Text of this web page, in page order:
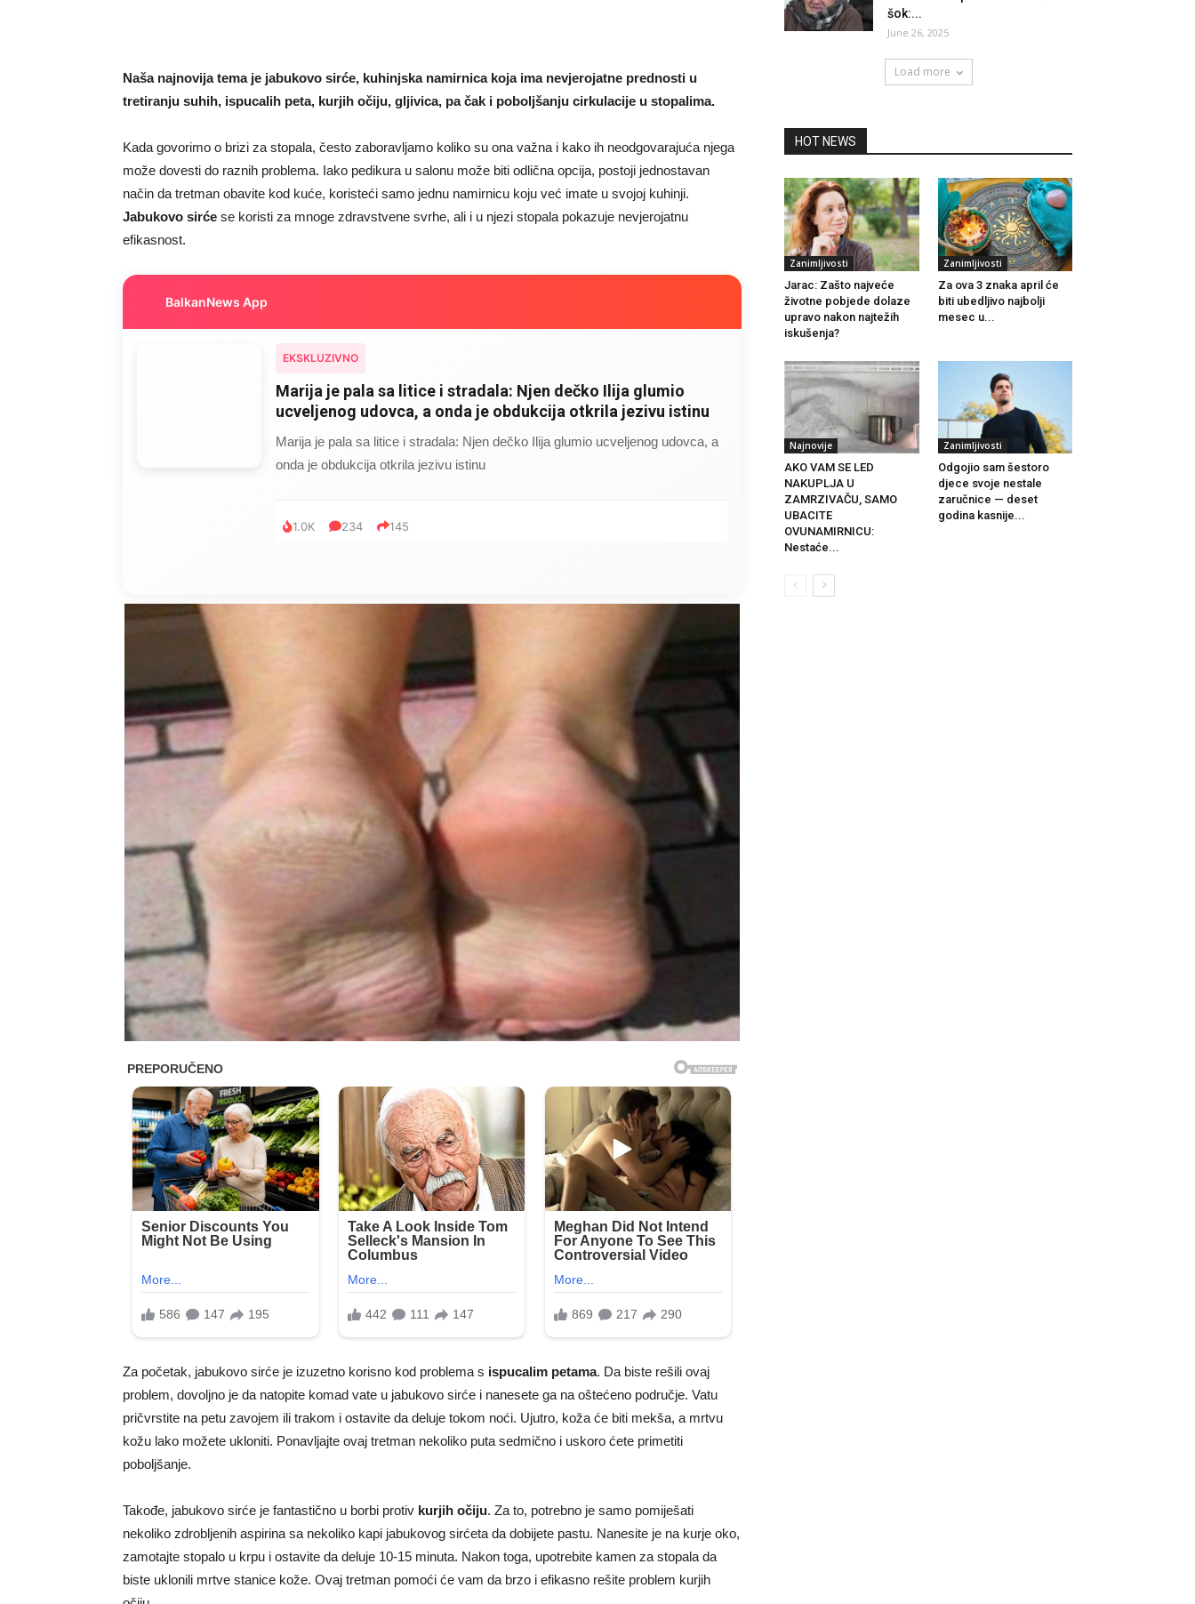
Naša najnovija tema je jabukovo sirće, kuhinjska namirnica koja ima nevjerojatne prednosti u
tretiranju suhih, ispucalih peta, kurjih očiju, gljivica, pa čak i poboljšanju cirkulacije u stopalima.
Kada govorimo o brizi za stopala, često zaboravljamo koliko su ona važna i kako ih neodgovarajuća njega
može dovesti do raznih problema. Iako pedikura u salonu može biti odlična opcija, postoji jednostavan
način da tretman obavite kod kuće, koristeći samo jednu namirnicu koju već imate u svojoj kuhinji.
Jabukovo sirće se koristi za mnoge zdravstvene svrhe, ali i u njezi stopala pokazuje nevjerojatnu
efikasnost.
BalkanNews App
EKSKLUZIVNO
Marija je pala sa litice i stradala: Njen dečko Ilija glumio
ucveljenog udovca, a onda je obdukcija otkrila jezivu istinu
Marija je pala sa litice i stradala: Njen dečko Ilija glumio ucveljenog udovca, a
onda je obdukcija otkrila jezivu istinu
1.0K 234 145
Za početak, jabukovo sirće je izuzetno korisno kod problema s ispucalim petama. Da biste rešili ovaj
problem, dovoljno je da natopite komad vate u jabukovo sirće i nanesete ga na oštećeno područje. Vatu
pričvrstite na petu zavojem ili trakom i ostavite da deluje tokom noći. Ujutro, koža će biti mekša, a mrtvu
kožu lako možete ukloniti. Ponavljajte ovaj tretman nekoliko puta sedmično i uskoro ćete primetiti
poboljšanje.
Takođe, jabukovo sirće je fantastično u borbi protiv kurjih očiju. Za to, potrebno je samo pomiješati
nekoliko zdrobljenih aspirina sa nekoliko kapi jabukovog sirćeta da dobijete pastu. Nanesite je na kurje oko,
zamotajte stopalo u krpu i ostavite da deluje 10-15 minuta. Nakon toga, upotrebite kamen za stopala da
biste uklonili mrtve stanice kože. Ovaj tretman pomoći će vam da brzo i efikasno rešite problem kurjih
šok:...
June 26, 2025
Load more
HOT NEWS
Zanimljivosti
Jarac: Zašto najveće
životne pobjede dolaze
upravo nakon najtežih
iskušenja?
Zanimljivosti
Za ova 3 znaka april će
biti ubedljivo najbolji
mesec u...
Najnovije
AKO VAM SE LED
NAKUPLJA U
ZAMRZIVAČU, SAMO
UBACITE
OVUNAMIRNICU:
Nestaće...
Zanimljivosti
Odgojio sam šestoro
djece svoje nestale
zaručnice — deset
godina kasnije...